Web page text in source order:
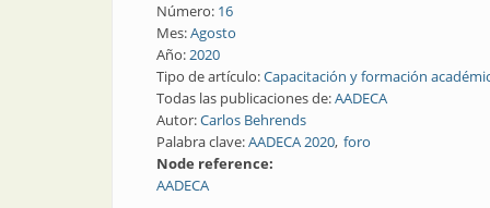
Número: 16
Mes:Agosto
Año:2020
Tipo de artículo:Capacitación y formación
Todas las publicaciones de:AADECA
Autor:Carlos Behrends
Palabra clave:AADECA 2020 foro
Node reference:
AADECA